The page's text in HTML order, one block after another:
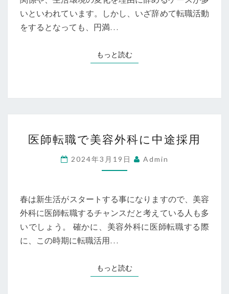
し
ト
いといわれています。しかし、いざ辞めて転職活動
をするとなっても、円満…
もっと読むもっと読む
師
転
職
美
容
外
中
途
医師転職で美容外科に中途採用
2024年3月19日 Admin
春は新生活がスタートする事になりますので、美容
外科に医師転職するチャンスだと考えている人も多
いでしょう。 確かに、美容外科に医師転職する際
に、この時期に転職活用…
もっと読むもっと読む